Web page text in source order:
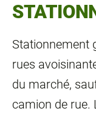
Stationnement
rues
du marché,
camion de rue.